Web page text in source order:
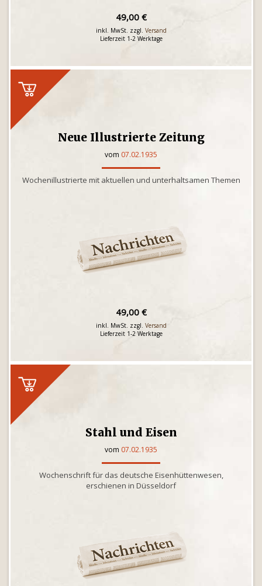
49,00 €
inkl. MwSt. zzgl. Versand
Lieferzeit 1-2 Werktage
Neue Illustrierte Zeitung
vom 07.02.1935
Wochenillustrierte mit aktuellen und unterhaltsamen Themen
49,00 €
inkl. MwSt. zzgl. Versand
Lieferzeit 1-2 Werktage
Stahl und Eisen
vom 07.02.1935
Wochenschrift für das deutsche Eisenhüttenwesen,
erschienen in Düsseldorf